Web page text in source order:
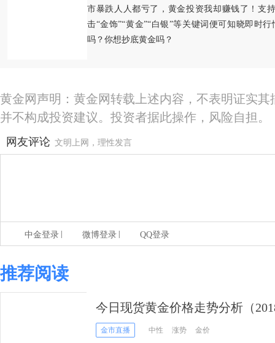
市暴跌人人都亏了，黄金投资我却赚钱了！支
击“金饰”“黄金”“白银”等关键词便可知晓即时
吗？你想抄底黄金吗？
黄金网声明：黄金网转载上述内容，不表明证实
并不构成投资建议。投资者据此操作，风险自担。
网友评论 文明上网，理性发言
中金登录 微博登录 QQ登录
推荐阅读
今日现货黄金价格走势分析（
金市直播 中性 涨势 金价